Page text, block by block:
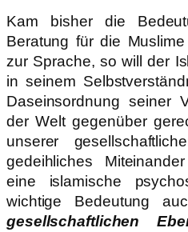
Kam bisher die
Beratung für die
zur Sprache, so will der
in seinem
Daseinsordnung seiner
der Welt gegenüber
unserer
gedeihliches
eine islamische
wichtige Bedeutung
gesellschaftlichen